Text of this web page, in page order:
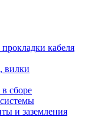
кабеля
вилки
сборе
и заземления